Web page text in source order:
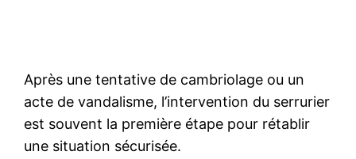
Après une tentative de cambriolage ou un
acte de vandalisme, l’intervention du serrurier
est souvent la première étape pour rétablir
une situation sécurisée.